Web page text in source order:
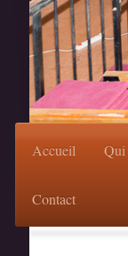
Accueil Qui
Contact